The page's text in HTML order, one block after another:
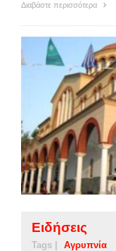
Διαβάστε περισσότερα
Ειδήσεις
Tags | Αγρυπνία